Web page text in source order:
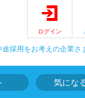
ログイン
途採用をお考えの企業さ
気にな